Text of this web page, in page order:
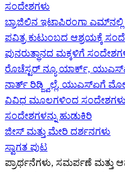
ಸಂದೇಶಗಳು
ಬ್ರಾಜಿಲಿನ ಇಟಾಪಿರಂಗಾ ಎಮ್‌ನಲ್ಲಿ
ಪವಿತ್ರ ಕುಟುಂಬದ ಆಶ್ರಯಕ್ಕೆ
ಪುನರುತ್ಥಾನದ ಮಕ್ಕಳಿಗೆ
ರೊಚೆಸ್ಟರ್ ನ್ಯೂ ಯಾರ್ಕ್,
ನಾರ್ತ್ ರಿಡ್ಜ್ವಿಲ್ಲೆ, ಯುಎಸ್‌ಏ‍ಗೆ
ವಿವಿಧ ಮೂಲಗಳಿಂದ ಸಂದೇಶಗಳು
ಸಂದೇಶಗಳನ್ನು ಹುಡುಕಿರಿ
ಜೀಸ್‌ ಮತ್ತು ಮೇರಿ ದರ್ಶನಗಳು
ಸ್ವಾಗತ ಪುಟ
ಪ್ರಾರ್ಥನೆಗಳು, ಸಮರ್ಪಣೆ ಮತ್ತು